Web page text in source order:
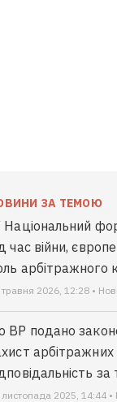
ЗА ТЕМОЮ
Національний
час війни,
арбітражного
травня 2026, 12:28 •
ВР подано
2025, 14:44